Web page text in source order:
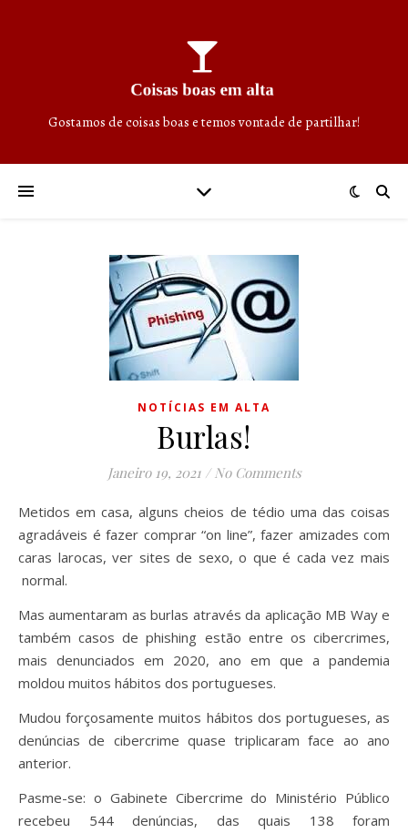
Gostamos de coisas boas e temos vontade de partilhar!
NOTÍCIAS EM ALTA
Burlas!
Janeiro 19, 2021 / No Comments
Metidos em casa, alguns cheios de tédio uma das coisas
agradáveis é fazer comprar “on line”, fazer amizades com
caras larocas, ver sites de sexo, o que é cada vez mais
normal.
Mas aumentaram as burlas através da aplicação MB Way e
também casos de phishing estão entre os cibercrimes,
mais denunciados em 2020, ano em que a pandemia
moldou muitos hábitos dos portugueses.
Mudou forçosamente muitos hábitos dos portugueses, as
denúncias de cibercrime quase triplicaram face ao ano
anterior.
Pasme-se: o Gabinete Cibercrime do Ministério Público
recebeu 544 denúncias, das quais 138 foram